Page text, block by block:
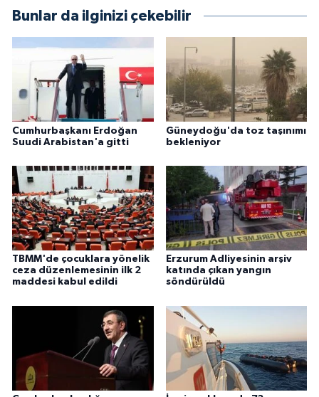
Bunlar da ilginizi çekebilir
Cumhurbaşkanı Erdoğan
Suudi Arabistan'a gitti
Güneydoğu'da toz taşınımı
bekleniyor
TBMM'de çocuklara yönelik
ceza düzenlemesinin ilk 2
maddesi kabul edildi
Erzurum Adliyesinin arşiv
katında çıkan yangın
söndürüldü